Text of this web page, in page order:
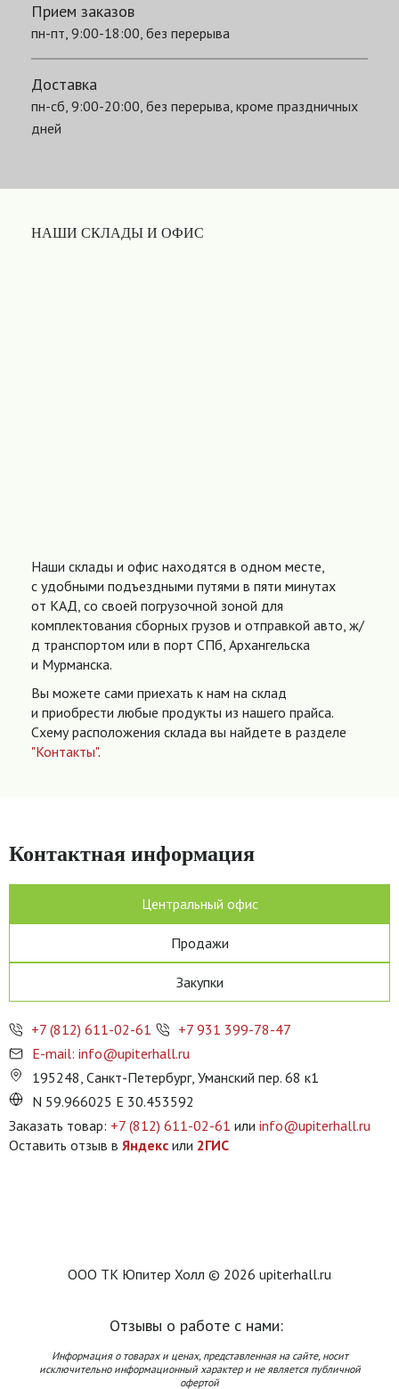
Прием заказов
пн-пт, 9:00-18:00, без перерыва
Доставка
пн-сб, 9:00-20:00, без перерыва, кроме праздничных
дней
НАШИ СКЛАДЫ И ОФИС
Наши склады и офис находятся в одном месте,
с удобными подъездными путями в пяти минутах
от КАД, со своей погрузочной зоной для
комплектования сборных грузов и отправкой авто, ж/
д транспортом или в порт СПб, Архангельска
и Мурманска.
Вы можете сами приехать к нам на склад
и приобрести любые продукты из нашего прайса.
Схему расположения склада вы найдете в разделе
"Контакты".
Контактная информация
Центральный офис
Продажи
Закупки
+7 (812) 611-02-61
+7 931 399-78-47
E-mail: info@upiterhall.ru
195248, Санкт-Петербург, Уманский пер. 68 к1
N 59.966025 E 30.453592
Заказать товар: +7 (812) 611-02-61 или info@upiterhall.ru
Оставить отзыв в Яндекс или 2ГИС
ООО ТК Юпитер Холл © 2026 upiterhall.ru
Отзывы о работе с нами:
Информация о товарах и ценах, представленная на сайте, носит
исключительно информационный характер и не является публичной
офертой